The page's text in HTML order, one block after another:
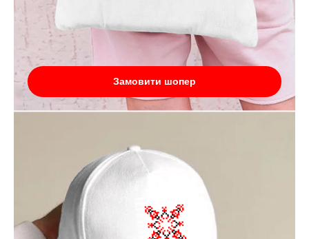
Замовити шопер